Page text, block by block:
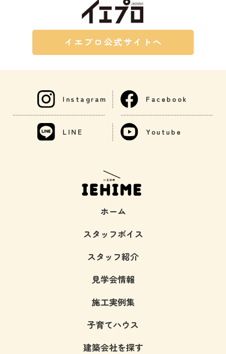
イエプロ公式サイトへ
ホーム
スタッフボイス
スタッフ紹介
見学会情報
施工実例集
子育てハウス
建築会社を探す
Instagram Facebook
LINE Youtube